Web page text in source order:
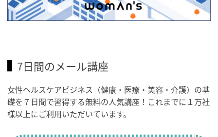
7日間のメール講座
女性ヘルスケアビジネス（健康・医療・美容・介護）の基
礎を７日間で習得する無料の人気講座！これまでに１万社
様以上にご利用いただいています。